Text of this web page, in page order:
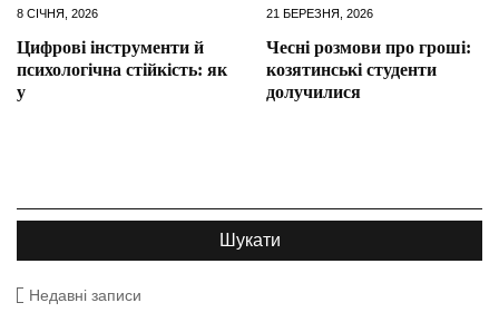
8 СІЧНЯ, 2026
Цифрові інструменти й
психологічна стійкість: як
у
21 БЕРЕЗНЯ, 2026
Чесні розмови про гроші:
козятинські студенти
долучилися
Недавні записи